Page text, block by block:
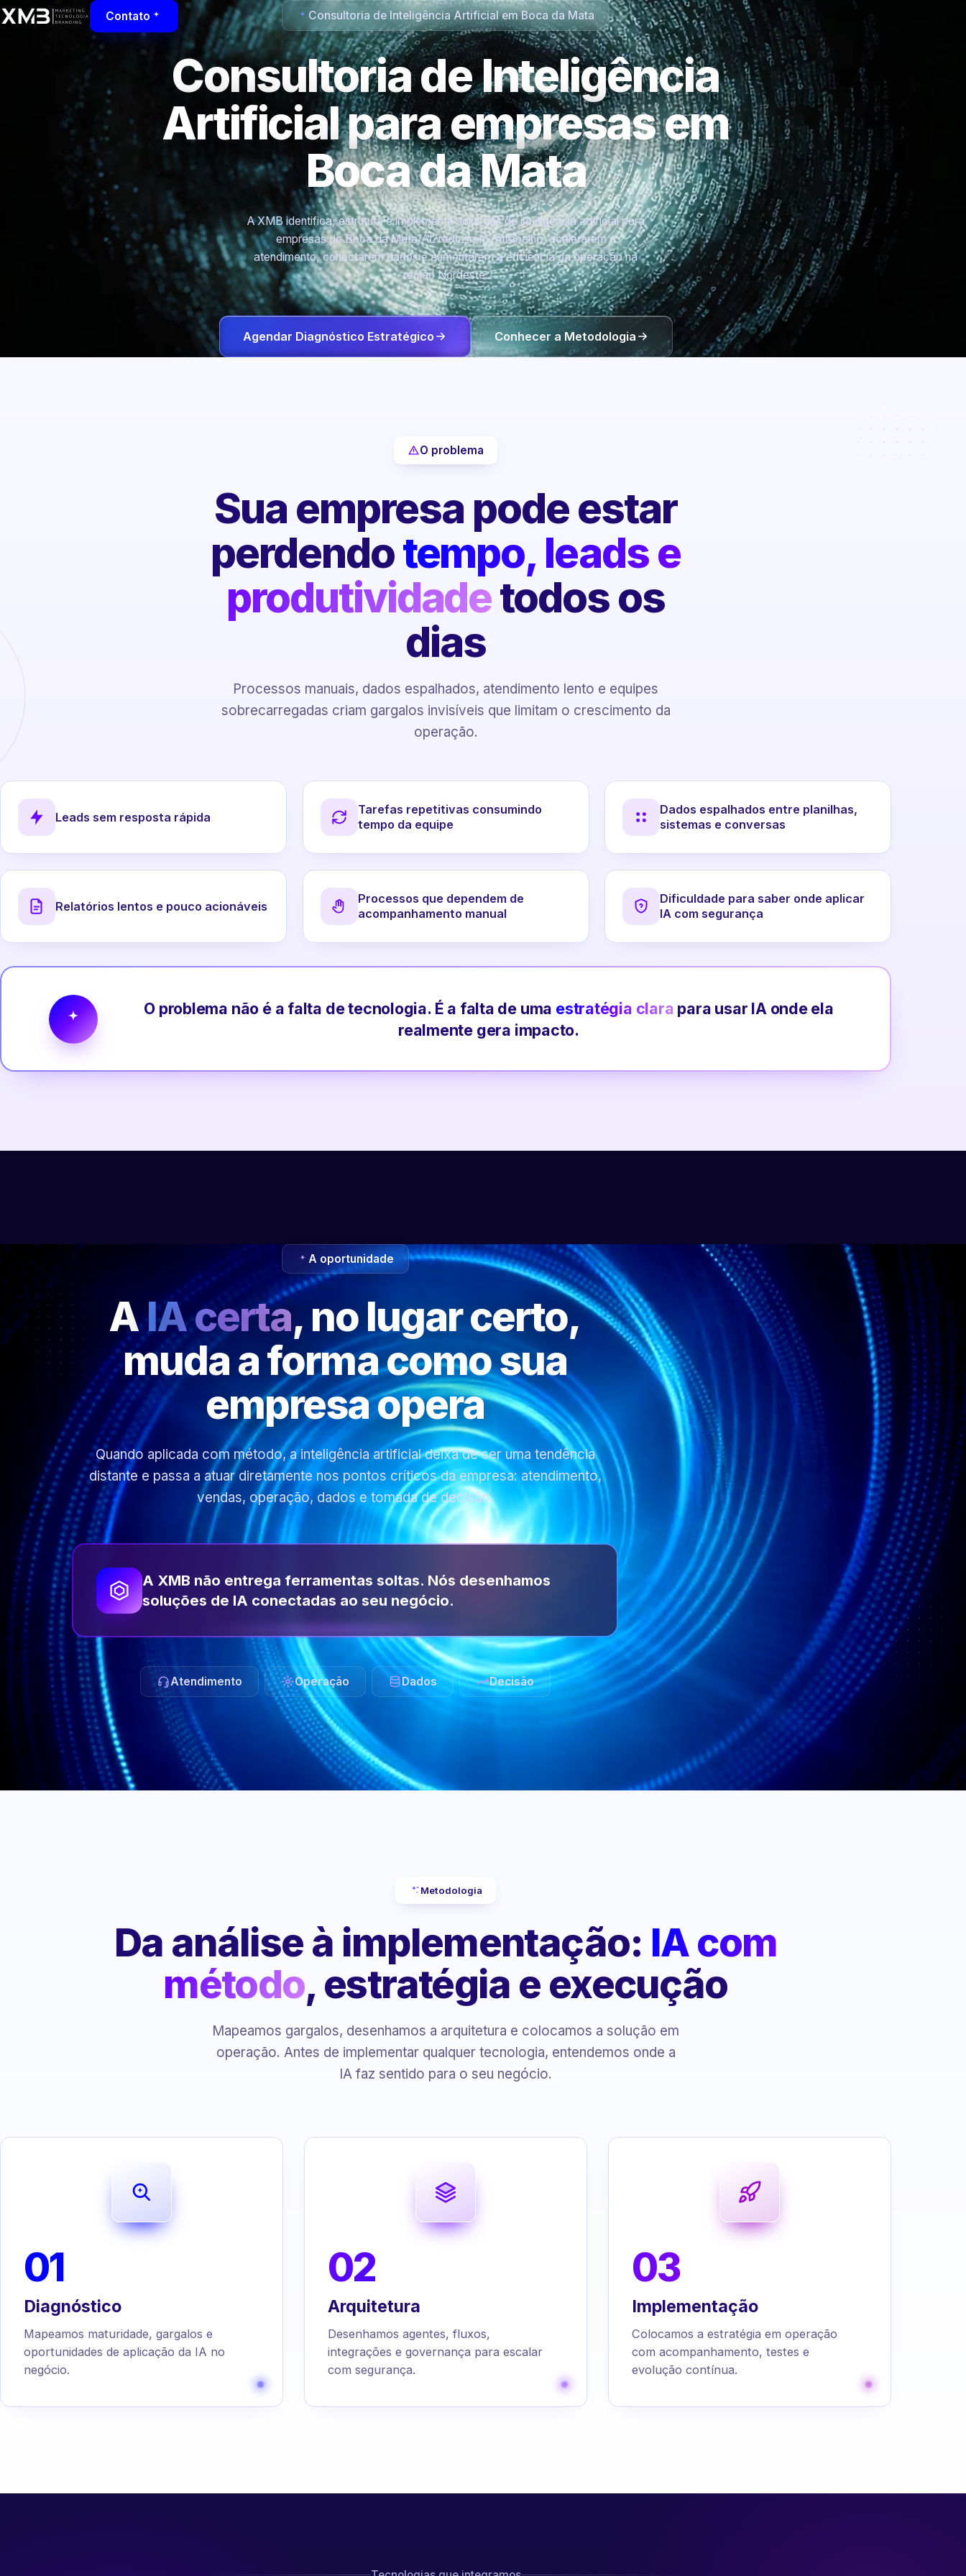
Contato Consultoria de Inteligência Artificial em Boca da Mata
Consultoria de Inteligência
Artificial para empresas em
Boca da Mata
A XMB identifica, estrutura e implementa soluções de inteligência artificial para
empresas de Boca da Mata/AL reduzirem retrabalho, acelerarem o
atendimento, conectarem dados e aumentarem a eficiência da operação na
região Nordeste.
Agendar Diagnóstico Estratégico Conhecer a Metodologia
O problema
Sua empresa pode estar
perdendotempo, leads e
produtividadetodos os
dias
Processos manuais, dados espalhados, atendimento lento e equipes
sobrecarregadas criam gargalos invisíveis que limitam o crescimento da
operação.
Leads sem resposta rápida
Tarefas repetitivas consumindo
tempo da equipe
Dados espalhados entre planilhas,
sistemas e conversas
Relatórios lentos e pouco acionáveis
Processos que dependem de
acompanhamento manual
Dificuldade para saber onde aplicar
IA com segurança
O problema não é a falta de tecnologia. É a falta de uma estratégia clara para usar IA onde ela
realmente gera impacto.
A oportunidade
AIA certa, no lugar certo,
muda a forma como sua
empresa opera
Quando aplicada com método, a inteligência artificial deixa de ser uma tendência
distante e passa a atuar diretamente nos pontos críticos da empresa: atendimento,
vendas, operação, dados e tomada de decisão.
A XMB não entrega ferramentas soltas. Nós desenhamos
soluções de IA conectadas ao seu negócio.
Atendimento Operação Dados Decisão
Metodologia
Da análise à implementação: IA com
método, estratégia e execução
Mapeamos gargalos, desenhamos a arquitetura e colocamos a solução em
operação. Antes de implementar qualquer tecnologia, entendemos onde a
IA faz sentido para o seu negócio.
01
Diagnóstico
Mapeamos maturidade, gargalos e
oportunidades de aplicação da IA no
negócio.
02
Arquitetura
Desenhamos agentes, fluxos,
integrações e governança para escalar
com segurança.
03
Implementação
Colocamos a estratégia em operação
com acompanhamento, testes e
evolução contínua.